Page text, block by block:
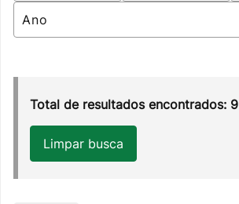
Total de resultados encontrados: 9
Limpar busca